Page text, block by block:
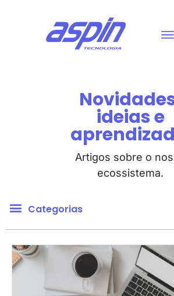
ideias e
Artigos sobre o
ecossistema.
Categorias